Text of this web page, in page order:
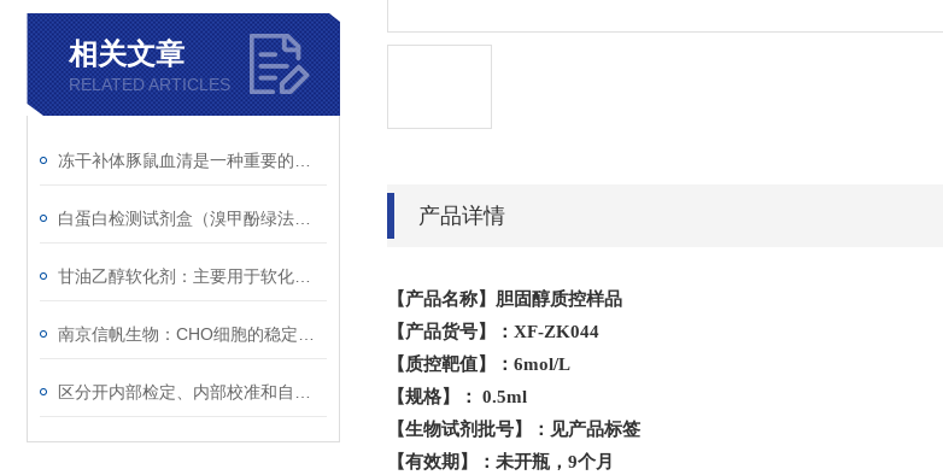
相关文章
RELATED ARTICLES
产品详情
【产品名称】胆固醇质控样品
【产品货号】： XF-ZK044
【质控靶值】： 6mol/L
【规格】：
0.5ml
【生物试剂批号】：见产品标签
【有效期】：未开瓶， 9个月